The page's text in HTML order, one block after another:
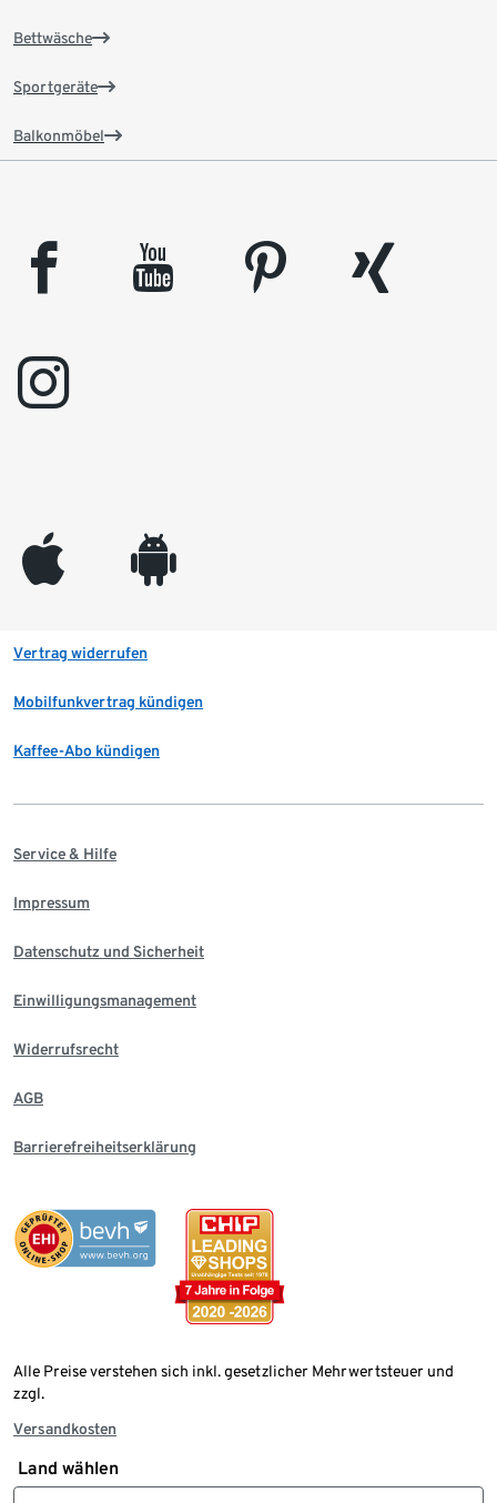
Bettwäsche
Sportgeräte
Balkonmöbel
facebook youtube pinterest
xing
instagram
appleinc android
Vertrag widerrufen
Mobilfunkvertrag kündigen
Kaffee-Abo kündigen
Service & Hilfe
Impressum
Datenschutz und Sicherheit
Einwilligungsmanagement
Widerrufsrecht
AGB
Barrierefreiheitserklärung
Alle Preise verstehen sich inkl. gesetzlicher Mehrwertsteuer und
zzgl.
Versandkosten
Land wählen